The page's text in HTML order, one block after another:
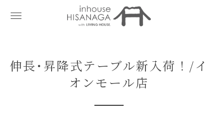
伸長･昇降式テーブル新入荷！/イ
オンモール店